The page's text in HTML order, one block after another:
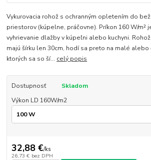
Vykurovacia rohož s ochranným opletením do
priestorov (kúpelne, práčovne). Príkon 160 W/m²
vyhrievanie dlažby v kúpeľni alebo kuchyni.
majú šírku len 30cm, hodí sa preto na malé
ktorých sa so ší... celý popis
Dostupnosť
Skladom
Výkon LD 160W/m2
32,88 €/ks
26,73 € bez DPH